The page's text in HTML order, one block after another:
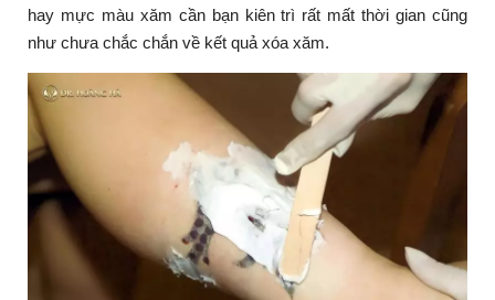
hay mực màu xăm cần bạn kiên trì rất mất thời gian cũng
như chưa chắc chắn về kết quả xóa xăm.